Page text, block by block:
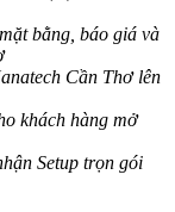
bằng, báo giá và
Cần Thơ lên
khách hàng mở
Setup trọn gói